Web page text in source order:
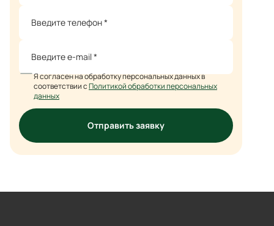
Я согласен на обработку персональных данных в
соответствии сПолитикой обработки персональных
данных
Отправить заявку